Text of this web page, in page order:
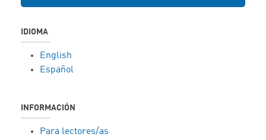
IDIOMA
English
Español
INFORMACIÓN
Para lectores/as